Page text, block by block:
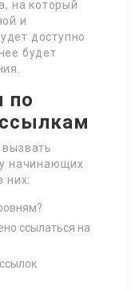
на который
и
доступно
будет
по
начинающих
них:
ссылаться на